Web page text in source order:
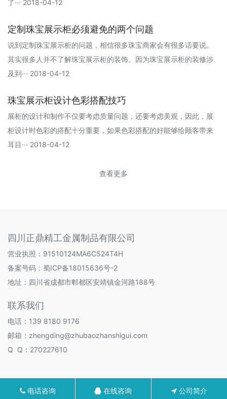
了··· 2018-04-12
定制珠宝展示柜必须避免的两个问题
说到定制珠宝展示柜的问题，相信很多珠宝商家会有很多话要说。
其实很多人并不了解珠宝展示柜的装饰。因为珠宝展示柜的装修涉
及到··· 2018-04-12
珠宝展示柜设计色彩搭配技巧
展柜的设计和制作不仅要考虑质量问题，还要考虑美观，因此，展
柜设计时色彩的搭配十分重要，如果色彩搭配的好能够给顾客带来
耳目··· 2018-04-12
查看更多
四川正鼎精工金属制品有限公司
营业执照：91510124MA6C524T4H
备案号码： 蜀ICP备18015636号-2
地址：四川省成都市郫都区安靖镇金河路188号
联系我们
电话：139 8180 9176
邮箱：zhengding@zhubaozhanshigui.com
Q Q：270227610
电话咨询 在线咨询 公司简介